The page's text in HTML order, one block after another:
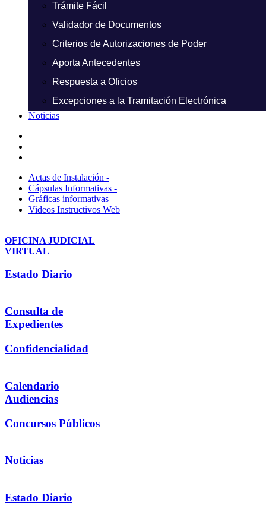
Trámite Fácil
Validador de Documentos
Criterios de Autorizaciones de Poder
Aporta Antecedentes
Respuesta a Oficios
Excepciones a la Tramitación Electrónica
Noticias
Actas de Instalación -
Cápsulas Informativas -
Gráficas informativas
Videos Instructivos Web
OFICINA JUDICIAL
VIRTUAL
Estado Diario
Consulta de
Expedientes
Confidencialidad
Calendario
Audiencias
Concursos Públicos
Noticias
Estado Diario